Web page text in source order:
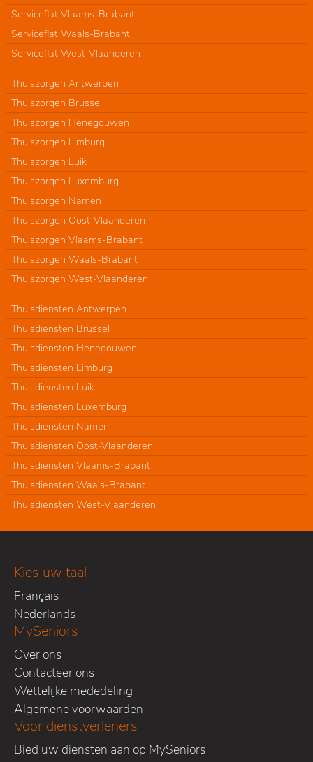
Serviceflat Vlaams-Brabant
Serviceflat Waals-Brabant
Serviceflat West-Vlaanderen
Thuiszorgen Antwerpen
Thuiszorgen Brussel
Thuiszorgen Henegouwen
Thuiszorgen Limburg
Thuiszorgen Luik
Thuiszorgen Luxemburg
Thuiszorgen Namen
Thuiszorgen Oost-Vlaanderen
Thuiszorgen Vlaams-Brabant
Thuiszorgen Waals-Brabant
Thuiszorgen West-Vlaanderen
Thuisdiensten Antwerpen
Thuisdiensten Brussel
Thuisdiensten Henegouwen
Thuisdiensten Limburg
Thuisdiensten Luik
Thuisdiensten Luxemburg
Thuisdiensten Namen
Thuisdiensten Oost-Vlaanderen
Thuisdiensten Vlaams-Brabant
Thuisdiensten Waals-Brabant
Thuisdiensten West-Vlaanderen
Kies uw taal
Français
Nederlands
MySeniors
Over ons
Contacteer ons
Wettelijke mededeling
Algemene voorwaarden
Voor dienstverleners
Bied uw diensten aan op MySeniors